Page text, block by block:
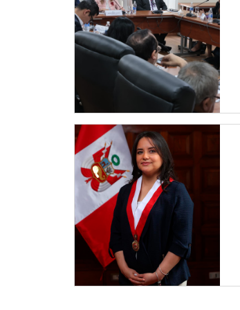
Despacho Congresal